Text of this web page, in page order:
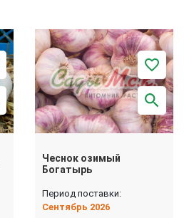
Чеснок озимый
Богатырь
Период поставки:
Сентябрь 2026